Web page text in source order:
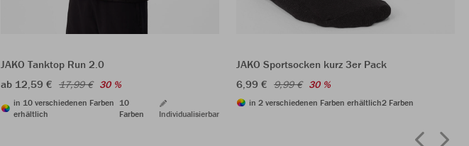
JAKO Tanktop Run 2.0
ab 12,59 € 17,99 € 30 %
in 10 verschiedenen Farben
erhältlich
10
Farben
Individualisierbar
JAKO Sportsocken kurz 3er Pack
6,99 € 9,99 € 30 %
in 2 verschiedenen Farben erhältlich2 Farben